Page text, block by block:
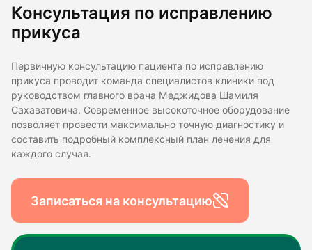
Консультация по исправлению
прикуса
Первичную консультацию пациента по исправлению
прикуса проводит команда специалистов клиники под
руководством главного врача Меджидова Шамиля
Сахаватовича. Современное высокоточное оборудование
позволяет провести максимально точную диагностику и
составить подробный комплексный план лечения для
каждого случая.
Записаться на консультацию